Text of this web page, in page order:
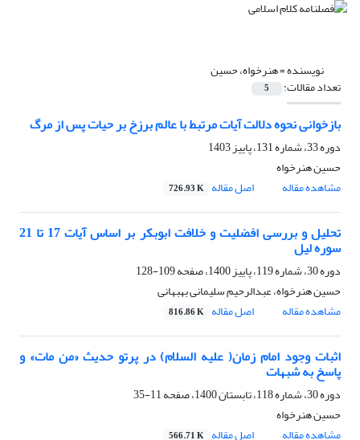
نویسنده =هنرخواه، حسین
تعداد مقالات: 5
بازخوانی نحوه دلالت آیات مرتبط با عالم برزخ بر حیات پس از مرگ
دوره 33، شماره 131، پاییز 1403
حسین هنرخواه
مشاهده مقاله
اصل مقاله 726.93 K
تحلیل و بررسی افضلیت و خلافت ابوبکر بر اساس آیات 17 تا 21
سوره لیل
دوره 30، شماره 119، پاییز 1400، صفحه
109-128
حسین هنرخواه، عبدالرحیم سلیمانی بهبهانی
مشاهده مقاله
اصل مقاله 816.86 K
اثبات وجود امام زمان( علیه السلام) در پرتو حدیث «من مات» و
پاسخ به شبهات
دوره 30، شماره 118، تابستان 1400، صفحه
11-35
حسین هنرخواه
مشاهده مقاله
اصل مقاله 566.71 K